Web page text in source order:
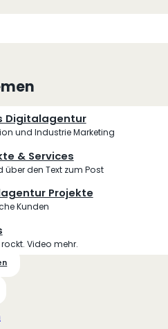
Digitalagentur
und Industrie Marketing
& Services
über den Text zum Post
Projekte
Kunden
Video mehr.